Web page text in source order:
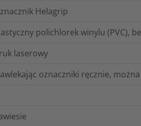
Helagrip
polichlorek winylu (PVC),
laserowy
oznaczniki ręcznie,